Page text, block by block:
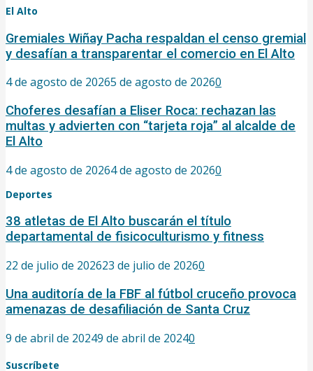
El Alto
Gremiales Wiñay Pacha respaldan el censo gremial
y desafían a transparentar el comercio en El Alto
4 de agosto de 20265 de agosto de 20260
Choferes desafían a Eliser Roca: rechazan las
multas y advierten con “tarjeta roja” al alcalde de
El Alto
4 de agosto de 20264 de agosto de 20260
Deportes
38 atletas de El Alto buscarán el título
departamental de fisicoculturismo y fitness
22 de julio de 202623 de julio de 20260
Una auditoría de la FBF al fútbol cruceño provoca
amenazas de desafiliación de Santa Cruz
9 de abril de 20249 de abril de 20240
Suscríbete